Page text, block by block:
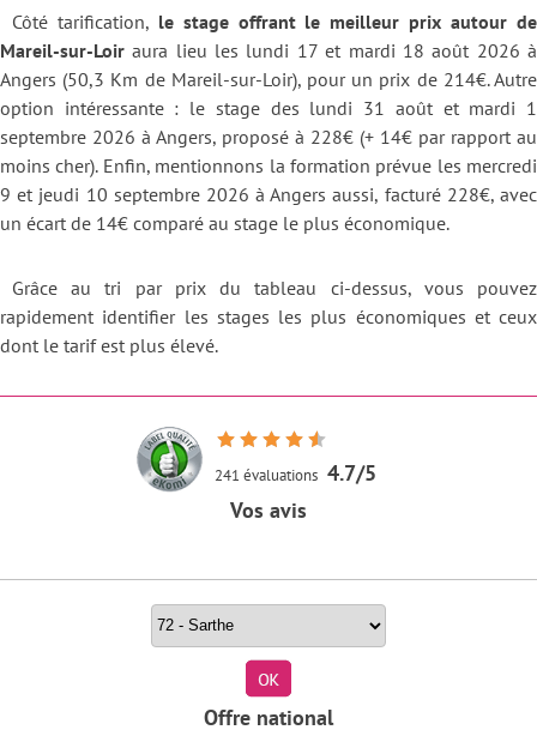
Côté tarification, le stage offrant le meilleur prix autour de
Mareil-sur-Loir aura lieu les lundi 17 et mardi 18 août 2026 à
Angers (50,3 Km de Mareil-sur-Loir), pour un prix de 214€. Autre
option intéressante : le stage des lundi 31 août et mardi 1
septembre 2026 à Angers, proposé à 228€ (+ 14€ par rapport au
moins cher). Enfin, mentionnons la formation prévue les mercredi
9 et jeudi 10 septembre 2026 à Angers aussi, facturé 228€, avec
un écart de 14€ comparé au stage le plus économique.
Grâce au tri par prix du tableau ci-dessus, vous pouvez
rapidement identifier les stages les plus économiques et ceux
dont le tarif est plus élevé.
241 évaluations 4.7/5
Vos avis
Rechercher un stage par département
Offre national